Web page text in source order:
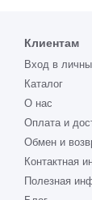
Клиентам
Вход в
Каталог
О нас
Оплата и
Обмен и
Контактная
Полезная